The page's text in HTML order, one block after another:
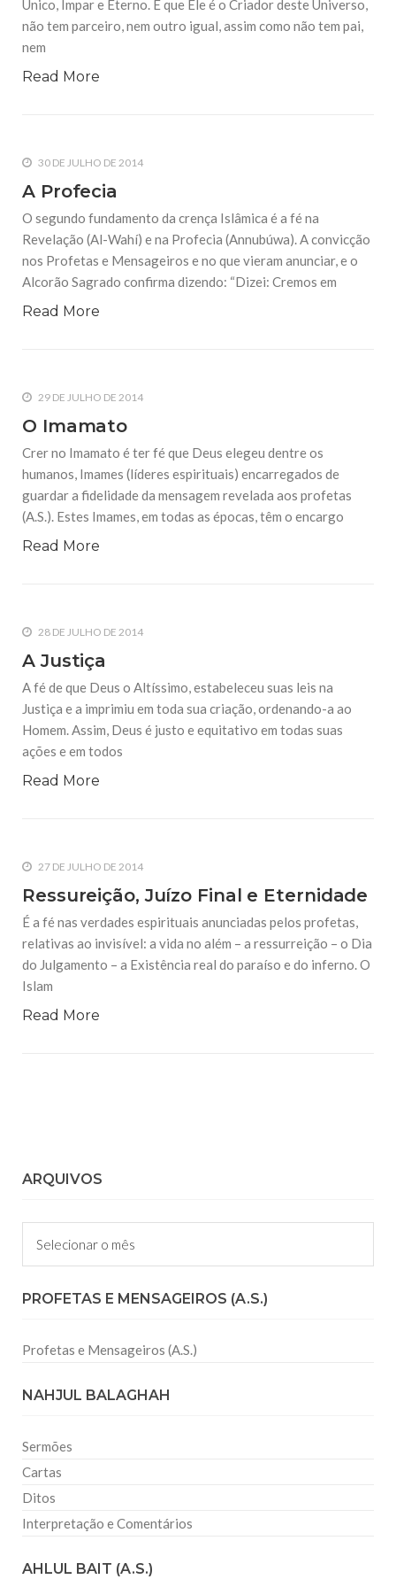
O segundo fundamento da crença Islâmica é a fé na
Revelação (Al-Wahí) e na Profecia (Annubúwa). A convicção
Alcorão Sagrado confirma dizendo: “Dizei: Cremos em
nem
Único, Ímpar e Eterno. E que Ele é o Criador deste Universo,
não tem parceiro, nem outro igual, assim como não tem pai,
nem
Read More
30 DE JULHO DE 2014
A Profecia
O segundo fundamento da crença Islâmica é a fé na
Revelação (Al-Wahí) e na Profecia (Annubúwa). A convicção
nos Profetas e Mensageiros e no que vieram anunciar, e o
Alcorão Sagrado confirma dizendo: “Dizei: Cremos em
Read More
29 DE JULHO DE 2014
O Imamato
Crer no Imamato é ter fé que Deus elegeu dentre os
humanos, Imames (líderes espirituais) encarregados de
guardar a fidelidade da mensagem revelada aos profetas
(A.S.). Estes Imames, em todas as épocas, têm o encargo
Read More
28 DE JULHO DE 2014
A Justiça
A fé de que Deus o Altíssimo, estabeleceu suas leis na
Justiça e a imprimiu em toda sua criação, ordenando-a ao
Homem. Assim, Deus é justo e equitativo em todas suas
ações e em todos
Read More
27 DE JULHO DE 2014
Ressureição, Juízo Final e Eternidade
É a fé nas verdades espirituais anunciadas pelos profetas,
relativas ao invisível: a vida no além – a ressurreição – o Dia
do Julgamento – a Existência real do paraíso e do inferno. O
Islam
Read More
ARQUIVOS
Arquivos
PROFETAS E MENSAGEIROS (A.S.)
Profetas e Mensageiros (A.S.)
NAHJUL BALAGHAH
Sermões
Cartas
Ditos
Interpretação e Comentários
AHLUL BAIT (A.S.)